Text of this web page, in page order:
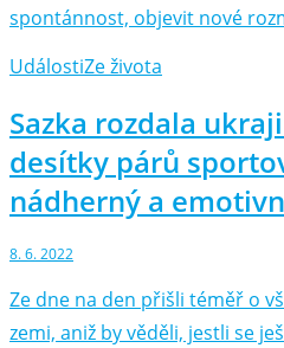
spontánnost, objevit nové
UdálostiZe života
Sazka rozdala
desítky párů
nádherný a
8. 6. 2022
Ze dne na den přišli téměř o
zemi, aniž by věděli, jestli se